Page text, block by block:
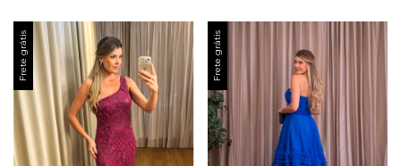
Frete grátis Frete grátis